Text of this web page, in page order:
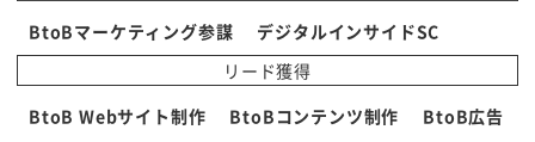
BtoBマーケティング参謀
デジタルインサイドSC
リード獲得
BtoB Webサイト制作
BtoBコンテンツ制作
BtoB広告